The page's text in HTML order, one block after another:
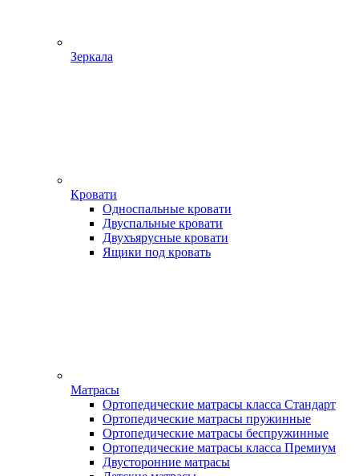
Зеркала
Кровати
Односпальные кровати
Двуспальные кровати
Двухъярусные кровати
Ящики под кровать
Матрасы
Ортопедические матрасы класса Стандарт
Ортопедические матрасы пружинные
Ортопедические матрасы беспружинные
Ортопедические матрасы класса Премиум
Двусторонние матрасы